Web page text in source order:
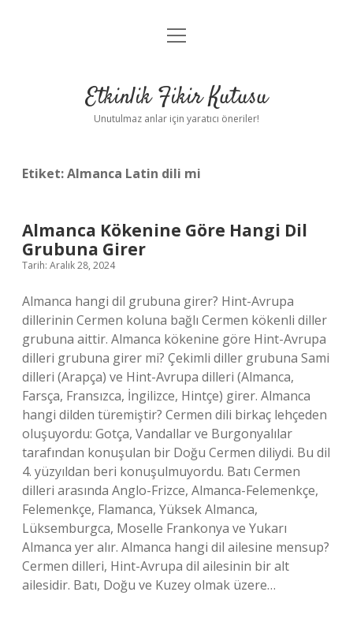
Anasayfa
Yasal Uyarı
menüyü
Etkinlik Fikir Kutusu
Unutulmaz anlar için yaratıcı öneriler!
Etiket:Almanca Latin dili mi
Almanca Kökenine Göre Hangi Dil
Grubuna Girer
Tarih: Aralık 28, 2024
Almanca hangi dil grubuna girer? Hint-Avrupa
dillerinin Cermen koluna bağlı Cermen kökenli diller
grubuna aittir. Almanca kökenine göre Hint-Avrupa
dilleri grubuna girer mi? Çekimli diller grubuna Sami
dilleri (Arapça) ve Hint-Avrupa dilleri (Almanca,
Farsça, Fransızca, İngilizce, Hintçe) girer. Almanca
hangi dilden türemiştir? Cermen dili birkaç lehçeden
oluşuyordu: Gotça, Vandallar ve Burgonyalılar
tarafından konuşulan bir Doğu Cermen diliydi. Bu dil
4. yüzyıldan beri konuşulmuyordu. Batı Cermen
dilleri arasında Anglo-Frizce, Almanca-Felemenkçe,
Felemenkçe, Flamanca, Yüksek Almanca,
Lüksemburgca, Moselle Frankonya ve Yukarı
Almanca yer alır. Almanca hangi dil ailesine mensup?
Cermen dilleri, Hint-Avrupa dil ailesinin bir alt
ailesidir. Batı, Doğu ve Kuzey olmak üzere…